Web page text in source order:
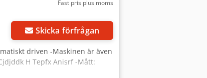
Fast pris plus moms
Skicka förfrågan
driven -Maskinen är även
H Tepfx Anisrf -Mått: